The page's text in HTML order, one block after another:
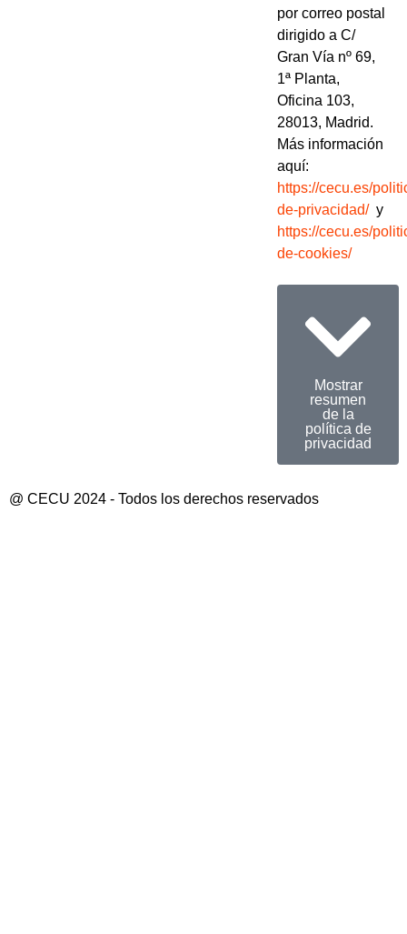
por correo postal
dirigido a C/
Gran Vía nº 69,
1ª Planta,
Oficina 103,
28013, Madrid.
Más información
aquí:
https://cecu.es/
de-privacidad/y
https://cecu.es/
de-cookies/
Mostrar
resumen
de la
política de
privacidad
@ CECU 2024 - Todos los derechos reservados